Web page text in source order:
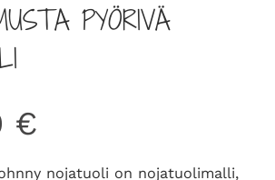
PYÖRIVÄ
€
nojatuoli on nojatuolimalli,